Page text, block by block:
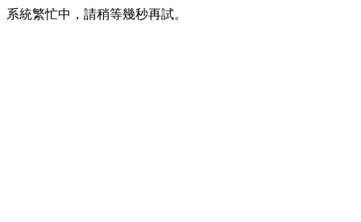
系統繁忙中，請稍等幾秒再試。